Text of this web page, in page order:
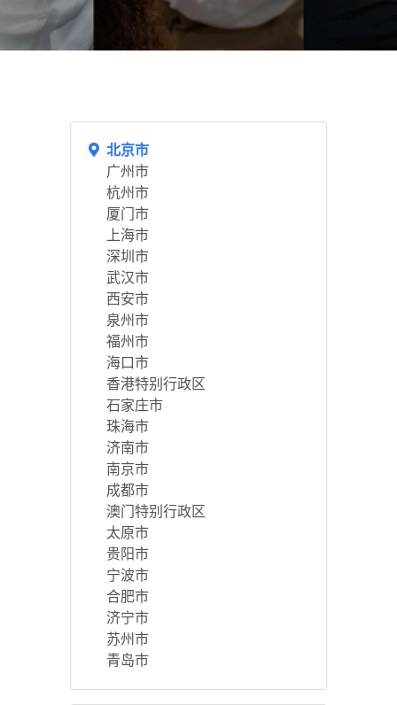
北京市
广州市
杭州市
厦门市
上海市
深圳市
武汉市
西安市
泉州市
福州市
海口市
香港特别行政区
石家庄市
珠海市
济南市
南京市
成都市
澳门特别行政区
太原市
贵阳市
宁波市
合肥市
济宁市
苏州市
青岛市